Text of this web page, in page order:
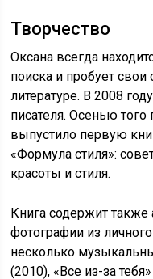
Творчество
Оксана всегда
поиска и пробует
литературе. В 2008
писателя. Осенью того
выпустило первую
«Формула стиля»:
красоты и стиля.
Книга содержит также
фотографии из
несколько
(2010), «Все из-за